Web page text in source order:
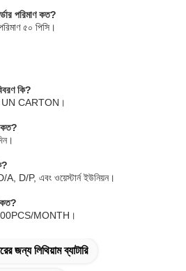
পরিমাণ কত?
৫০ পিসি।
কি?
UN CARTON।
কত?
A, D/P, এবং ওয়েস্টার্ন ইউনিয়ন।
কত?
MONTH।
জন্য লিথিয়াম ব্যাটারি